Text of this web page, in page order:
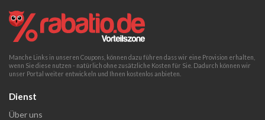
Manche Links in unseren Coupons, können dazu führen dass wir eine Provision erhalten,
wenn Sie diese nutzen - natürlich ohne zusätzliche Kosten für Sie. Dadurch können wir
unser Portal weiter entwickeln und Ihnen kostenlos anbieten.
Dienst
Über uns